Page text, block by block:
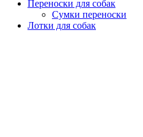
Переноски для собак
Сумки переноски
Лотки для собак